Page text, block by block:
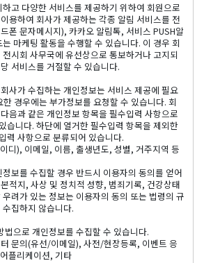
고 다양한 서비스를 제공하기 위하여 회원으로
용하여 회사가 제공하는 각종 알림 서비스를 전
폰 문자메시지), 카카오 알림톡, 서비스 PUSH알
마케팅 활동을 수행할 수 있습니다. 이 경우 회
시회 사무국에 유선상으로 통보하거나 고지되
서비스를 거절할 수 있습니다.
사가 수집하는 개인정보는 서비스 제공에 필요
경우에는 부가정보를 요청할 수 있습니다. 회
음과 같은 개인정보 항목을 필수입력 사항으로
습니다. 하단에 열거한 필수입력 항목을 제외한
력 사항으로 분류되어 있습니다.
디), 이메일, 이름, 출생년도, 성별, 거주지역 등
보를 수집할 경우 반드시 이용자의 동의를 얻어
적지, 사상 및 정치적 성향, 범죄기록, 건강상태
려가 있는 정보는 이용자의 동의 또는 법령의 규
집하지 않습니다.
법으로 개인정보를 수집할 수 있습니다.
문의(유선/이메일), 사전/현장등록, 이벤트 응
플리케이션, 기타